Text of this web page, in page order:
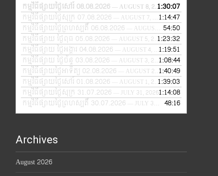
កម្មវិធីផ្សាយថ្ងៃសៅរ៍ 08.08.2026— AUGUST 8, 2026 1:30:07
កម្មវិធីផ្សាយថ្ងៃសុក្រ 07.08.2026
— AUGUST 7, 2026
1:14:47
កម្មវិធីផ្សាយថ្ងៃព្រហស្បតិ៍ 06.08.2026
— AUGUST 6, 2026
54:50
កម្មវិធីផ្សាយ ថ្ងៃពុធ 05.08.2026
— AUGUST 5, 2026 1:23:32
កម្មវិធីផ្សាយ ថ្ងៃអង្គារ 04.08.2026
— AUGUST 4, 2026
1:19:51
កម្មវិធីផ្សាយ ថ្ងៃច័ន្ទ 03.08.2026
— AUGUST 3, 2026 1:08:44
កម្មវិធីផ្សាយថ្ងៃអាទិត្យ 02.08.2026
— AUGUST 2, 2026 1:40:49
កម្មវិធីផ្សាយថ្ងៃសៅរ៍ 01.08.2026
— AUGUST 1, 2026 1:39:03
កម្មវិធីផ្សាយថ្ងៃសុក្រ 31.07.2026
— JULY 31, 20261:14:08
កម្មវិធីផ្សាយថ្ងៃព្រហស្បតិ៍ 30.07.2026
— JULY 30, 2026 48:16
Archives
August 2026